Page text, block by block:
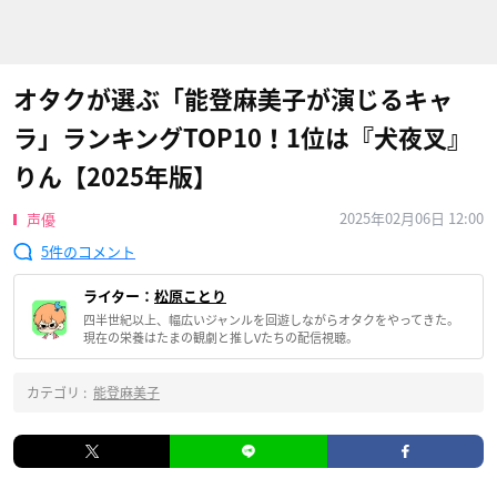
オタクが選ぶ「能登麻美子が演じるキャ
ラ」ランキングTOP10！1位は『犬夜叉』
りん【2025年版】
声優
2025年02月06日 12:00
5
ライター： 松原ことり
四半世紀以上、幅広いジャンルを回遊しながらオタクをやってきた。
現在の栄養はたまの観劇と推しVたちの配信視聴。
カテゴリ : 能登麻美子